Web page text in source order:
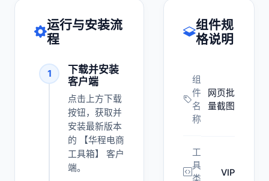
运行与安装流
程
1
下载并安装
客户端
点击上方下载
按钮，获取并
安装最新版本
的 【华程电商
工具箱】 客户
端。
组件规
格说明
组
件
名
称
网页批
量截图
工
具
类
VIP